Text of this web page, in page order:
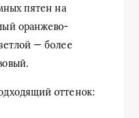
пятен на
оранжево-
— более
оттенок: